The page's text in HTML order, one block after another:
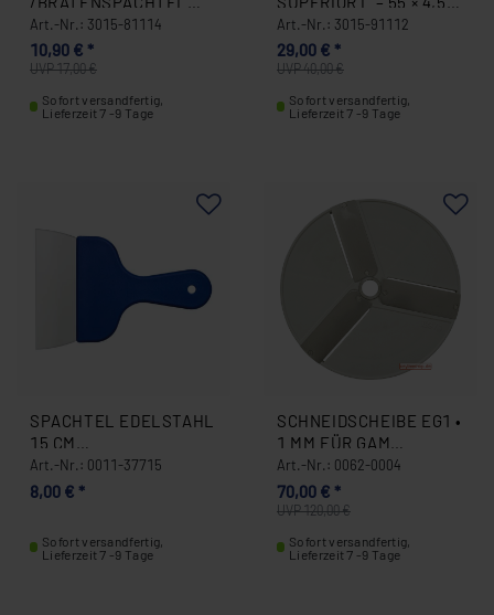
12,5 CM GRIFF AUS
EDELSTAHL 3015-
81114
Art.-Nr.: 3015-81114
UVP 17,00 €
10,90 € *
Sofort versandfertig,
Lieferzeit 7 -9 Tage
CM – SCHWARZER
GRIFF 3015-91112
Art.-Nr.: 3015-91112
UVP 40,00 €
29,00 € *
Sofort versandfertig,
Lieferzeit 7 -9 Tage
SPACHTEL EDELSTAHL
15 CM
KUNSTSTOFFGRIFF
BLAU 0011-37715
Art.-Nr.: 0011-37715
8,00 € *
Sofort versandfertig,
Lieferzeit 7 -9 Tage
SCHNEIDSCHEIBE EG1 •
1 MM FÜR GAM
GEMÜSESCHNEIDER
0062-0004
Art.-Nr.: 0062-0004
UVP 120,00 €
70,00 € *
Sofort versandfertig,
Lieferzeit 7 -9 Tage